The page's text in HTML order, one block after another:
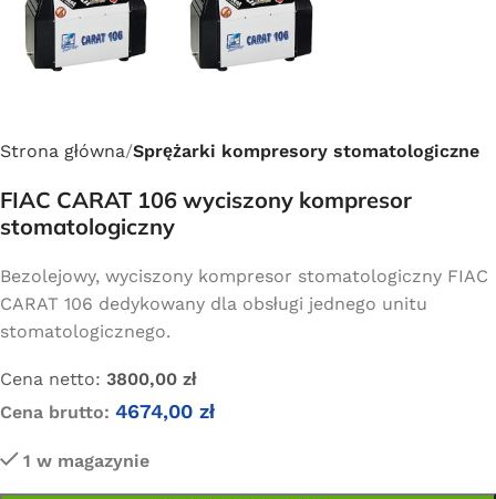
Strona główna Sprężarki kompresory stomatologiczne
FIAC CARAT 106 wyciszony kompresor
stomatologiczny
Bezolejowy, wyciszony kompresor stomatologiczny FIAC
CARAT 106 dedykowany dla obsługi jednego unitu
stomatologicznego.
Cena netto: 3800,00 zł
Cena brutto: 4674,00 zł
1 w magazynie